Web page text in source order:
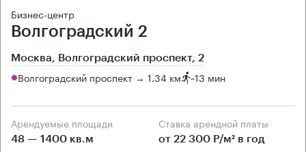
Бизнес-центр
Волгоградский 2
Москва, Волгоградский проспект, 2
Волгоградский проспект → 1.34 км ~13 мин
Арендуемые площади
48 — 1400 кв.м
Ставка арендной платы
от 22 300 Р/м² в год